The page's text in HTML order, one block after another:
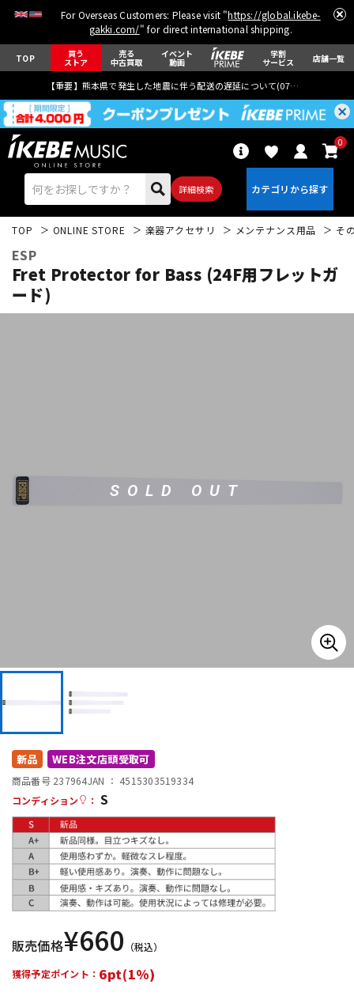
For Overseas Customers: Please visit "https://global.ikebe-
gakki.com/" for direct international shipping.
TOP 買う
ストア
売る
中古買取
イベント
動画
学割
サービス 店舗一覧
【重要】熊本県で発生した地震に伴う配送の遅延について(07月29日
詳細検索
0
キーボード 電子ピアノ
配信/ライブ機器
中古 ヴィンテージ
TOP ONLINE STORE 楽器アクセサリ メンテナンス用品 そ
ESP
Fret Protector for Bass (24F用フレットガ
ード)
SOLD OUT
新品 WEB注文店頭受取可
商品番号 237964JAN ： 4515303519334
コンディション
： S
販売価格¥660 （税込）
獲得予定ポイント： 6pt(1%)